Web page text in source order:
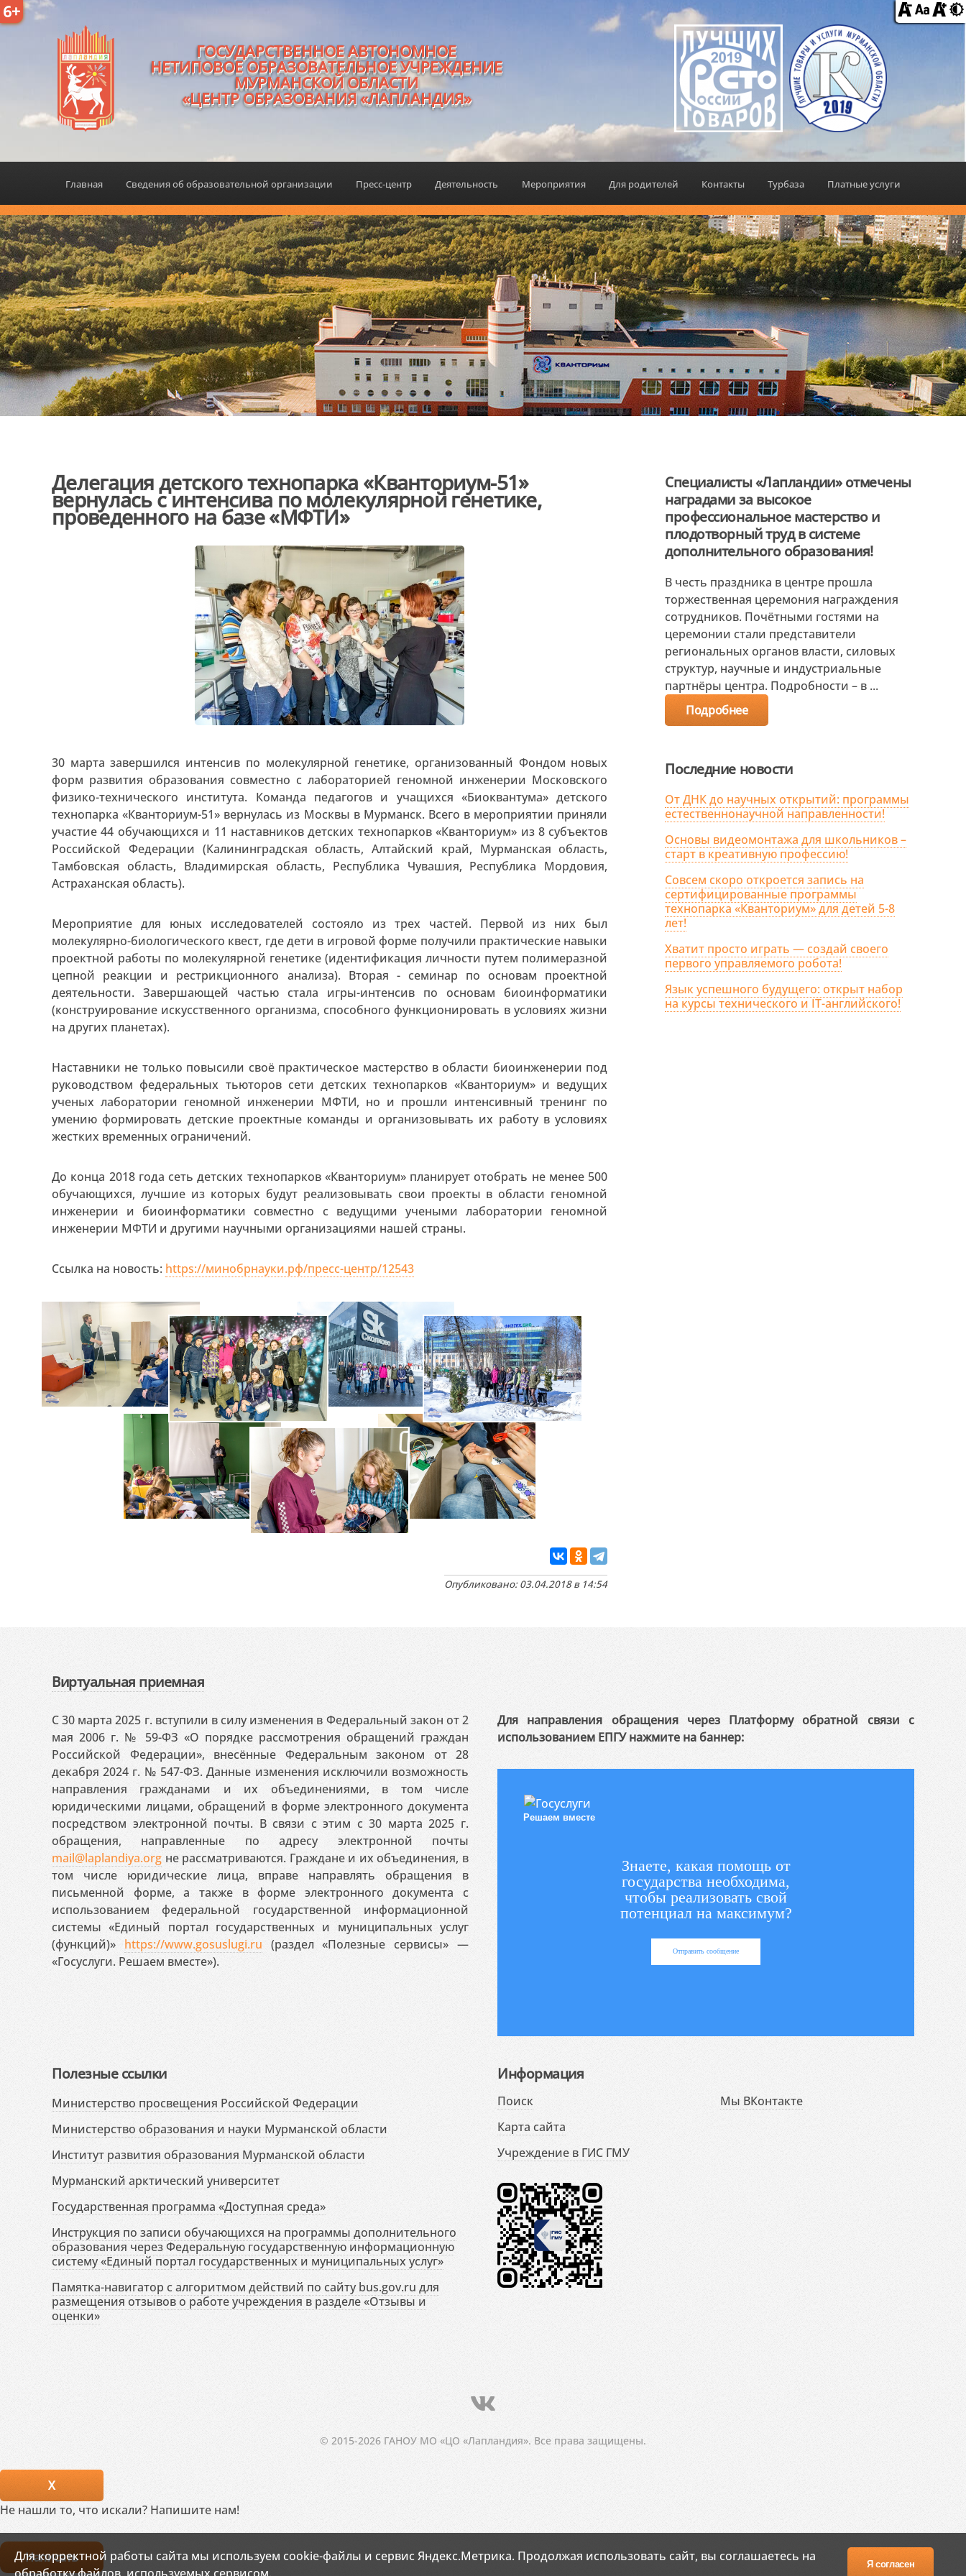
6+
ГОСУДАРСТВЕННОЕ АВТОНОМНОЕ
НЕТИПОВОЕ ОБРАЗОВАТЕЛЬНОЕ УЧРЕЖДЕНИЕ
МУРМАНСКОЙ ОБЛАСТИ
«ЦЕНТР ОБРАЗОВАНИЯ «ЛАПЛАНДИЯ»
Главная Сведения об образовательной организации Пресс-центр Деятельность Мероприятия Для родителей Контакты Турбаза Платные услуги
Делегация детского технопарка «Кванториум-51»
вернулась с интенсива по молекулярной генетике,
проведенного на базе «МФТИ»
30 марта завершился интенсив по молекулярной генетике, организованный Фондом новых
форм развития образования совместно с лабораторией геномной инженерии Московского
физико-технического института. Команда педагогов и учащихся «Биоквантума» детского
технопарка «Кванториум-51» вернулась из Москвы в Мурманск. Всего в мероприятии приняли
участие 44 обучающихся и 11 наставников детских технопарков «Кванториум» из 8 субъектов
Российской Федерации (Калининградская область, Алтайский край, Мурманская область,
Тамбовская область, Владимирская область, Республика Чувашия, Республика Мордовия,
Астраханская область).
Мероприятие для юных исследователей состояло из трех частей. Первой из них был
молекулярно-биологического квест, где дети в игровой форме получили практические навыки
проектной работы по молекулярной генетике (идентификация личности путем полимеразной
цепной реакции и рестрикционного анализа). Вторая - семинар по основам проектной
деятельности. Завершающей частью стала игры-интенсив по основам биоинформатики
(конструирование искусственного организма, способного функционировать в условиях жизни
на других планетах).
Наставники не только повысили своё практическое мастерство в области биоинженерии под
руководством федеральных тьюторов сети детских технопарков «Кванториум» и ведущих
ученых лаборатории геномной инженерии МФТИ, но и прошли интенсивный тренинг по
умению формировать детские проектные команды и организовывать их работу в условиях
жестких временных ограничений.
До конца 2018 года сеть детских технопарков «Кванториум» планирует отобрать не менее 500
обучающихся, лучшие из которых будут реализовывать свои проекты в области геномной
инженерии и биоинформатики совместно с ведущими учеными лаборатории геномной
инженерии МФТИ и другими научными организациями нашей страны.
Ссылка на новость: https://минобрнауки.рф/пресс-центр/12543
Опубликовано: 03.04.2018 в 14:54
Специалисты «Лапландии» отмечены
наградами за высокое
профессиональное мастерство и
плодотворный труд в системе
дополнительного образования!
В честь праздника в центре прошла
торжественная церемония награждения
сотрудников. Почётными гостями на
церемонии стали представители
региональных органов власти, силовых
структур, научные и индустриальные
партнёры центра. Подробности – в ...
Подробнее
Последние новости
От ДНК до научных открытий: программы
естественнонаучной направленности!
Основы видеомонтажа для школьников –
старт в креативную профессию!
Совсем скоро откроется запись на
сертифицированные программы
технопарка «Кванториум» для детей 5-8
лет!
Хватит просто играть — создай своего
первого управляемого робота!
Язык успешного будущего: открыт набор
на курсы технического и IT-английского!
Виртуальная приемная
С 30 марта 2025 г. вступили в силу изменения в Федеральный закон от 2
мая 2006 г. № 59-ФЗ «О порядке рассмотрения обращений граждан
Российской Федерации», внесённые Федеральным законом от 28
декабря 2024 г. № 547-ФЗ. Данные изменения исключили возможность
направления гражданами и их объединениями, в том числе
юридическими лицами, обращений в форме электронного документа
посредством электронной почты. В связи с этим с 30 марта 2025 г.
обращения, направленные по адресу электронной почты
mail@laplandiya.org не рассматриваются. Граждане и их объединения, в
том числе юридические лица, вправе направлять обращения в
письменной форме, а также в форме электронного документа с
использованием федеральной государственной информационной
системы «Единый портал государственных и муниципальных услуг
(функций)» https://www.gosuslugi.ru (раздел «Полезные сервисы» —
«Госуслуги. Решаем вместе»).
Для направления обращения через Платформу обратной связи с
использованием ЕПГУ нажмите на баннер:
Решаем вместе
Знаете, какая помощь от
государства необходима,
чтобы реализовать свой
потенциал на максимум?
Отправить сообщение
Полезные ссылки
Министерство просвещения Российской Федерации
Министерство образования и науки Мурманской области
Институт развития образования Мурманской области
Мурманский арктический университет
Государственная программа «Доступная среда»
Инструкция по записи обучающихся на программы дополнительного
образования через Федеральную государственную информационную
систему «Единый портал государственных и муниципальных услуг»
Памятка-навигатор с алгоритмом действий по сайту bus.gov.ru для
размещения отзывов о работе учреждения в разделе «Отзывы и
оценки»
Информация
Поиск
Карта сайта
Учреждение в ГИС ГМУ
Мы ВКонтакте
© 2015-2026 ГАНОУ МО «ЦО «Лапландия». Все права защищены.
Для корректной работы сайта мы используем cookie-файлы и сервис Яндекс.Метрика. Продолжая использовать сайт, вы соглашаетесь на
Я согласен
X
Не нашли то, что искали? Напишите нам!
Написать